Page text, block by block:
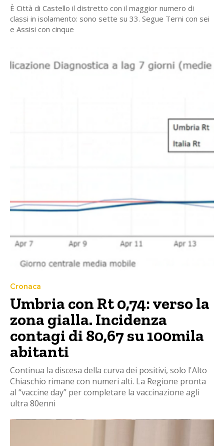
È Città di Castello il distretto con il maggior numero di
classi in isolamento: sono sette su 33. Segue Terni con sei
e Assisi con cinque
Cronaca
Umbria con Rt 0,74: verso la
zona gialla. Incidenza
contagi di 80,67 su 100mila
abitanti
Continua la discesa della curva dei positivi, solo l'Alto
Chiaschio rimane con numeri alti. La Regione pronta
al “vaccine day” per completare la vaccinazione agli
ultra 80enni